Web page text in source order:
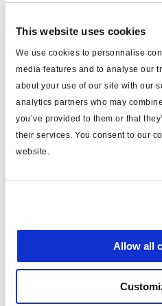
This website uses cookies
We use cookies to personnalise
media features and to analyse our
about your use of our site with our
analytics partners who may
you’ve provided to them or that
their services. You consent to our
website.
Allow all
MODULAR
material
incluye
voltaje
con clavija